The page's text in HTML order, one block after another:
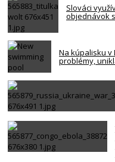
Slováci
objednávok
Na kúpalisku v
problémy,